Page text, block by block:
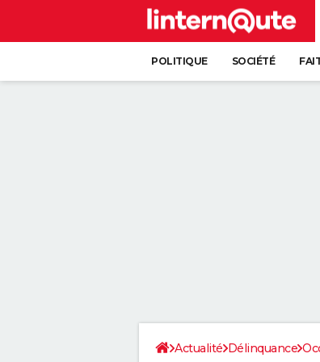
POLITIQUE SOCIÉTÉ
Actualité Délinquance